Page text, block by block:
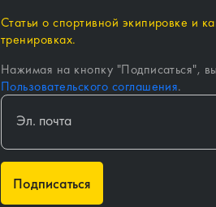
Статьи о спортивной экипировке и
тренировках.
Нажимая на кнопку "Подписаться",
Пользовательского соглашения.
Подписаться